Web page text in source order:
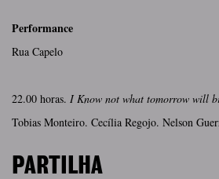
Performance
Rua Capelo
22.00 horas. I Know not what tomorrow will
Tobias Monteiro. Cecília Regojo. Nelson
PARTILHA